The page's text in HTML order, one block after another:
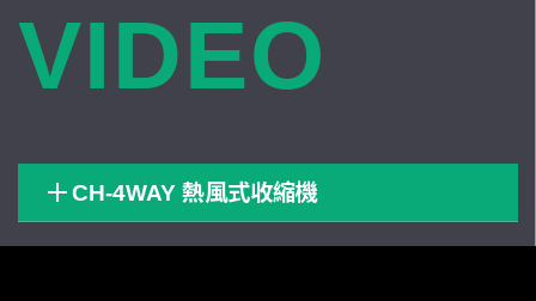
VIDEO
CH-4WAY 熱風式收縮機